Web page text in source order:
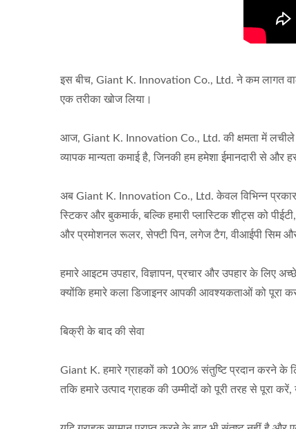
इस बीच, Giant K. Innovation Co., Ltd. ने कम लागत
एक तरीका खोज लिया।
आज, Giant K. Innovation Co., Ltd. की क्षमता में लचीले
व्यापक मान्यता कमाई है, जिनकी हम हमेशा ईमानदारी से
अब Giant K. Innovation Co., Ltd. केवल विभिन्न प्रकार
स्टिकर और बुकमार्क, बल्कि हमारी प्लास्टिक शीट्स को
और प्रमोशनल रूलर, सेफ्टी पिन, लगेज टैग, वीआईपी सिम
हमारे आइटम उपहार, विज्ञापन, प्रचार और उपहार के लिए
क्योंकि हमारे कला डिजाइनर आपकी आवश्यकताओं को पूरा
बिक्री के बाद की सेवा
Giant K. हमारे ग्राहकों को 100% संतुष्टि प्रदान करने के
तकि हमारे उत्पाद ग्राहक की उम्मीदों को पूरी तरह से पूरा